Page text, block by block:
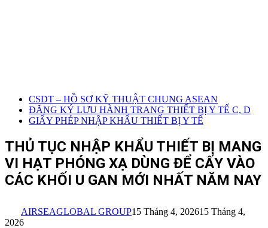
CSDT – HỒ SƠ KỸ THUẬT CHUNG ASEAN
ĐĂNG KÝ LƯU HÀNH TRANG THIẾT BỊ Y TẾ C, D
GIẤY PHÉP NHẬP KHẨU THIẾT BỊ Y TẾ
THỦ TỤC NHẬP KHẨU THIẾT BỊ MANG
VI HẠT PHÓNG XẠ DÙNG ĐỂ CẤY VÀO
CÁC KHỐI U GAN MỚI NHẤT NĂM NAY
AIRSEAGLOBAL GROUP15 Tháng 4, 202615 Tháng 4,
2026